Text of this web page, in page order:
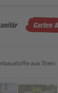
Garten
aus Stein